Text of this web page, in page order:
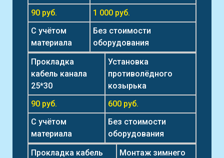
90 руб.
1 000 руб.
С учётом
материала
Без стоимости
оборудования
Прокладка
кабель канала
25*30
Установка
противолёдного
козырька
90 руб.
600 руб.
С учётом
материала
Без стоимости
оборудования
Прокладка кабель
Монтаж зимнего